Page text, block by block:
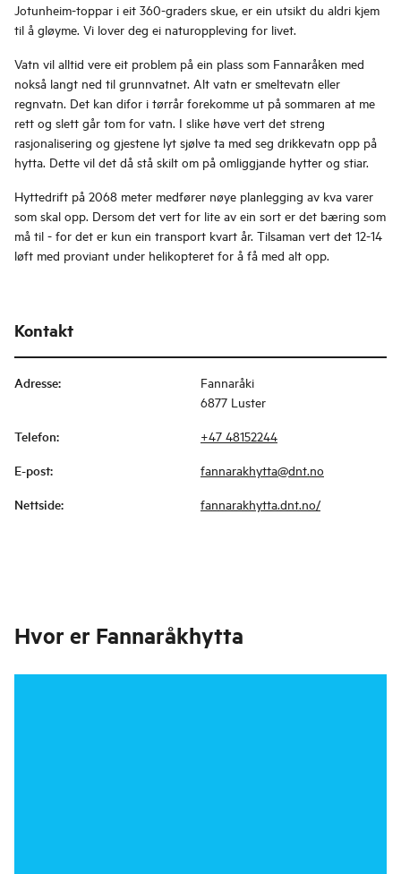
Jotunheim-toppar i eit 360-graders skue, er ein utsikt du aldri kjem
til å gløyme. Vi lover deg ei naturoppleving for livet.
Vatn vil alltid vere eit problem på ein plass som Fannaråken med
nokså langt ned til grunnvatnet. Alt vatn er smeltevatn eller
regnvatn. Det kan difor i tørrår forekomme ut på sommaren at me
rett og slett går tom for vatn. I slike høve vert det streng
rasjonalisering og gjestene lyt sjølve ta med seg drikkevatn opp på
hytta. Dette vil det då stå skilt om på omliggjande hytter og stiar.
Hyttedrift på 2068 meter medfører nøye planlegging av kva varer
som skal opp. Dersom det vert for lite av ein sort er det bæring som
må til - for det er kun ein transport kvart år. Tilsaman vert det 12-14
løft med proviant under helikopteret for å få med alt opp.
Kontakt
Adresse:
Fannaråki
6877 Luster
Telefon: +47 48152244
E-post: fannarakhytta@dnt.no
Nettside: fannarakhytta.dnt.no/
Hvor er Fannaråkhytta